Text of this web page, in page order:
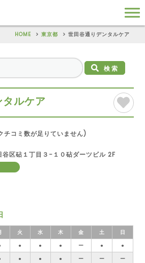
HOME 東京都 世田谷通りデンタルケア
検索
ルケア
チコミ数が足りていません)
区砧１丁目３−１０砧ダーツビル 2F
火 水 木 金 土
日
● ● ● ー ●
●
● ● ● ー ー
ー